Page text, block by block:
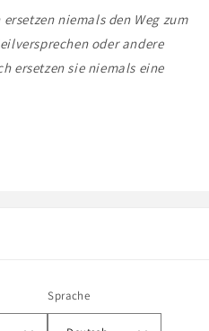
niemals den Weg zum
oder andere
ersetzen sie niemals eine
Sprache